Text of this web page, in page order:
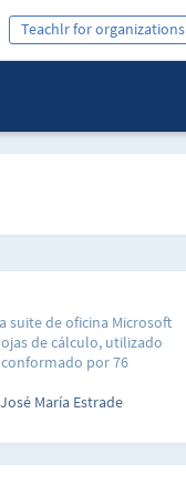
Teachlr for organizations
suite de oficina Microsoft
de cálculo, utilizado
por 76
que te enseñe a
cada aspecto de Excel
todos los
José María Estrade